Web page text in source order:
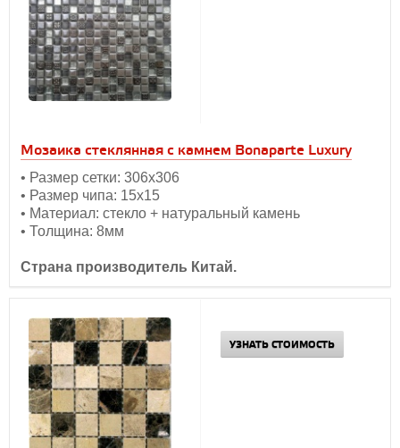
Мозаика стеклянная с камнем Bonaparte Luxury
• Размер сетки: 306х306
• Размер чипа: 15х15
• Материал: стекло + натуральный камень
• Толщина: 8мм
Страна производитель Китай.
УЗНАТЬ СТОИМОСТЬ